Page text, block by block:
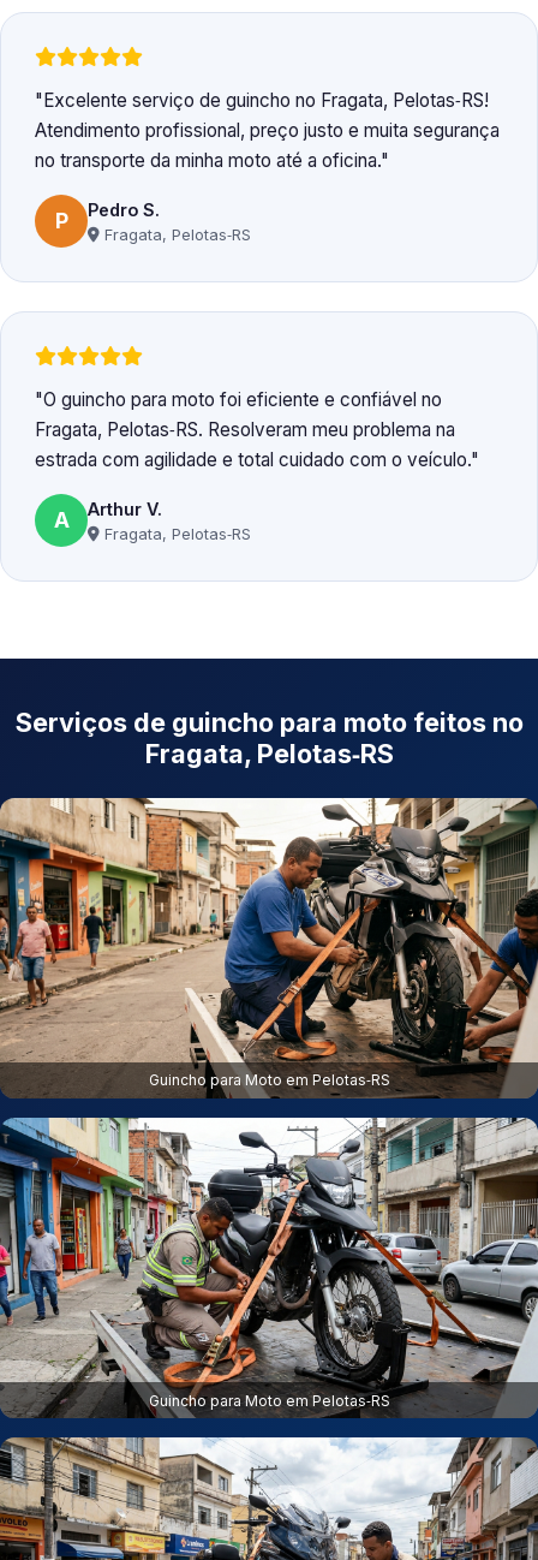
Excelente serviço de guincho no Fragata, Pelotas‑RS!
Atendimento profissional, preço justo e muita segurança
no transporte da minha moto até a oficina.
P Pedro S.
Fragata, Pelotas‑RS
O guincho para moto foi eficiente e confiável no
Fragata, Pelotas‑RS. Resolveram meu problema na
estrada com agilidade e total cuidado com o veículo.
A Arthur V.
Fragata, Pelotas‑RS
Serviços de guincho para moto feitos no
Fragata, Pelotas‑RS
Guincho para Moto em Pelotas‑RS
Guincho para Moto em Pelotas‑RS